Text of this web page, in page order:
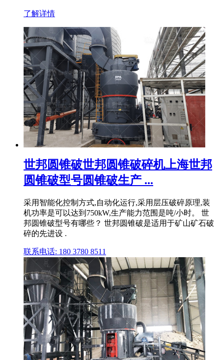
了解详情
世邦圆锥破世邦圆锥破碎机上海世邦
圆锥破型号圆锥破生产 ...
采用智能化控制方式,自动化运行,采用层压破碎原理,装
机功率是可以达到750kW,生产能力范围是吨/小时。 世
邦圆锥破型号有哪些？ 世邦圆锥破是适用于矿山矿石破
碎的先进设 .
联系电话: 180 3780 8511